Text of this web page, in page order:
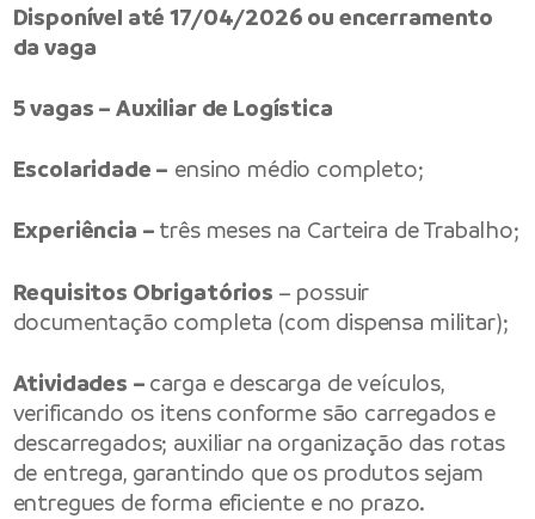
Disponível até 17/04/2026 ou encerramento
da vaga
5 vagas – Auxiliar de Logística
Escolaridade – ensino médio completo;
Experiência – três meses na Carteira de Trabalho;
Requisitos Obrigatórios – possuir
documentação completa (com dispensa militar);
Atividades – carga e descarga de veículos,
verificando os itens conforme são carregados e
descarregados; auxiliar na organização das rotas
de entrega, garantindo que os produtos sejam
entregues de forma eficiente e no prazo.